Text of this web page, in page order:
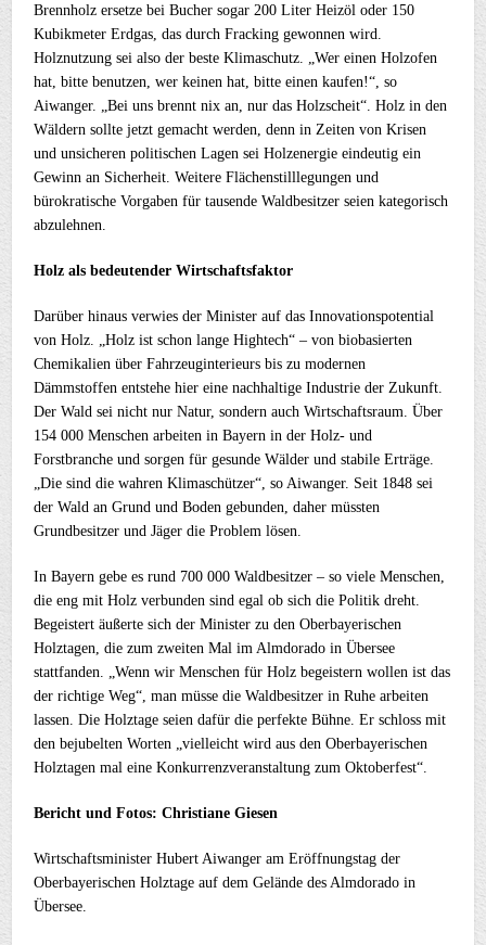
Brennholz ersetze bei Bucher sogar 200 Liter Heizöl oder 150
Kubikmeter Erdgas, das durch Fracking gewonnen wird.
Holznutzung sei also der beste Klimaschutz. „Wer einen Holzofen
hat, bitte benutzen, wer keinen hat, bitte einen kaufen!“, so
Aiwanger. „Bei uns brennt nix an, nur das Holzscheit“. Holz in den
Wäldern sollte jetzt gemacht werden, denn in Zeiten von Krisen
und unsicheren politischen Lagen sei Holzenergie eindeutig ein
Gewinn an Sicherheit. Weitere Flächenstilllegungen und
bürokratische Vorgaben für tausende Waldbesitzer seien kategorisch
abzulehnen.
Holz als bedeutender Wirtschaftsfaktor
Darüber hinaus verwies der Minister auf das Innovationspotential
von Holz. „Holz ist schon lange Hightech“ – von biobasierten
Chemikalien über Fahrzeuginterieurs bis zu modernen
Dämmstoffen entstehe hier eine nachhaltige Industrie der Zukunft.
Der Wald sei nicht nur Natur, sondern auch Wirtschaftsraum. Über
154 000 Menschen arbeiten in Bayern in der Holz- und
Forstbranche und sorgen für gesunde Wälder und stabile Erträge.
„Die sind die wahren Klimaschützer“, so Aiwanger. Seit 1848 sei
der Wald an Grund und Boden gebunden, daher müssten
Grundbesitzer und Jäger die Problem lösen.
In Bayern gebe es rund 700 000 Waldbesitzer – so viele Menschen,
die eng mit Holz verbunden sind egal ob sich die Politik dreht.
Begeistert äußerte sich der Minister zu den Oberbayerischen
Holztagen, die zum zweiten Mal im Almdorado in Übersee
stattfanden. „Wenn wir Menschen für Holz begeistern wollen ist das
der richtige Weg“, man müsse die Waldbesitzer in Ruhe arbeiten
lassen. Die Holztage seien dafür die perfekte Bühne. Er schloss mit
den bejubelten Worten „vielleicht wird aus den Oberbayerischen
Holztagen mal eine Konkurrenzveranstaltung zum Oktoberfest“.
Bericht und Fotos: Christiane Giesen
Wirtschaftsminister Hubert Aiwanger am Eröffnungstag der
Oberbayerischen Holztage auf dem Gelände des Almdorado in
Übersee.